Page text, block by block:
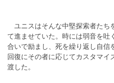
ユニスはそんな中堅探索者たち
て進ませていた。時には弱音を吐
合いで励まし、死を繰り返し自信
回復にその者に応じてカスタマイ
渡した。